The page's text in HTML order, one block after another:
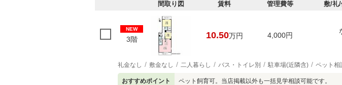
間取り図 賃料 管理費等 敷/礼
NEW
3階 10.50万円 4,000円
礼金なし 敷金なし 二人暮らし バス・トイレ別 駐車場(近隣含) ペット相
おすすめポイント ペット飼育可。当店掲載以外も一括見学相談可能です。